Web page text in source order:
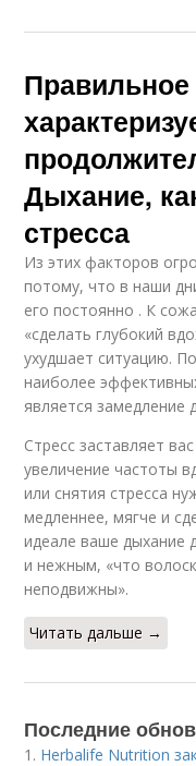
Дыхание,
стресса
Из этих факторов
потому, что в наши
его постоянно . К
«сделать глубокий
ухудшает ситуацию.
наиболее
является замедление
Стресс заставляет
увеличение частоты
или снятия стресса
медленнее, мягче и
идеале ваше дыхание
и нежным, «что
неподвижны».
Читать дальше →
Последние
1. Herbalife Nutrition